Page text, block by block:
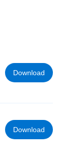
Download
Download